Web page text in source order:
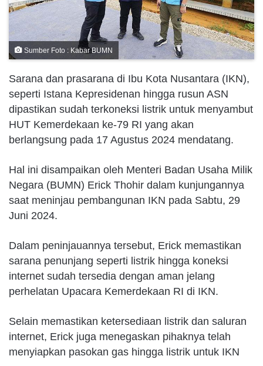
Sumber Foto : Kabar BUMN
Sarana dan prasarana di Ibu Kota Nusantara (IKN),
seperti Istana Kepresidenan hingga rusun ASN
dipastikan sudah terkoneksi listrik untuk menyambut
HUT Kemerdekaan ke-79 RI yang akan
berlangsung pada 17 Agustus 2024 mendatang.
Hal ini disampaikan oleh Menteri Badan Usaha Milik
Negara (BUMN) Erick Thohir dalam kunjungannya
saat meninjau pembangunan IKN pada Sabtu, 29
Juni 2024.
Dalam peninjauannya tersebut, Erick memastikan
sarana penunjang seperti listrik hingga koneksi
internet sudah tersedia dengan aman jelang
perhelatan Upacara Kemerdekaan RI di IKN.
Selain memastikan ketersediaan listrik dan saluran
internet, Erick juga menegaskan pihaknya telah
menyiapkan pasokan gas hingga listrik untuk IKN